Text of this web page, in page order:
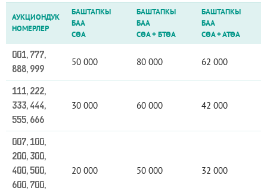
АУКЦИОНДУК
НОМЕРЛЕР
БАШТАПКЫ
БАА
СӨА
БАШТАПКЫ
БАА
СӨА+БТӨА
БАШТАПКЫ
БАА
СӨА+АТӨА
001, 777,
888, 999
50 000 80 000 62 000
111, 222,
333, 444,
555, 666
30 000 60 000 42 000
007, 100,
200, 300,
400, 500,
600, 700,
20 000 50 000 32 000